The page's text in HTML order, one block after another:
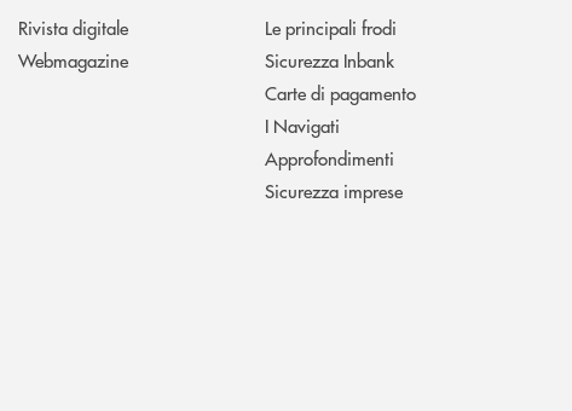
Rivista digitale
Webmagazine
Le principali frodi
Sicurezza Inbank
Carte di pagamento
I Navigati
Approfondimenti
Sicurezza imprese